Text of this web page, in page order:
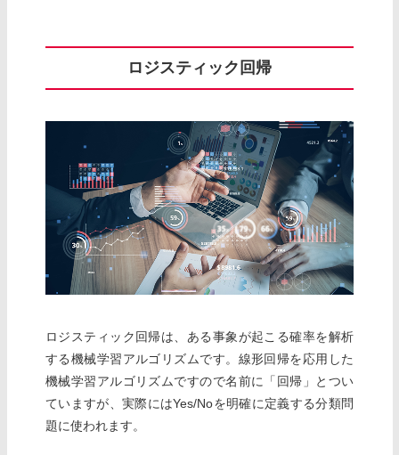
ロジスティック回帰
ロジスティック回帰は、ある事象が起こる確率を解析
する機械学習アルゴリズムです。線形回帰を応用した
機械学習アルゴリズムですので名前に「回帰」とつい
ていますが、実際にはYes/Noを明確に定義する分類問
題に使われます。